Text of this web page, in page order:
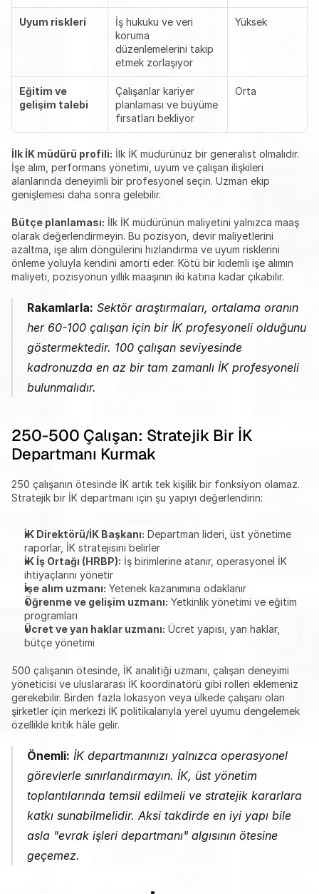
Uyum riskleri
İş hukuku ve veri
koruma
düzenlemelerini takip
etmek zorlaşıyor
Yüksek
Eğitim ve
gelişim talebi
Çalışanlar kariyer
planlaması ve büyüme
fırsatları bekliyor
Orta
İlk İK müdürü profili: İlk İK müdürünüz bir generalist olmalıdır.
İşe alım, performans yönetimi, uyum ve çalışan ilişkileri
alanlarında deneyimli bir profesyonel seçin. Uzman ekip
genişlemesi daha sonra gelebilir.
Bütçe planlaması: İlk İK müdürünün maliyetini yalnızca maaş
olarak değerlendirmeyin. Bu pozisyon, devir maliyetlerini
azaltma, işe alım döngülerini hızlandırma ve uyum risklerini
önleme yoluyla kendini amorti eder. Kötü bir kıdemli işe alımın
maliyeti, pozisyonun yıllık maaşının iki katına kadar çıkabilir.
Rakamlarla: Sektör araştırmaları, ortalama oranın
her 60-100 çalışan için bir İK profesyoneli olduğunu
göstermektedir. 100 çalışan seviyesinde
kadronuzda en az bir tam zamanlı İK profesyoneli
bulunmalıdır.
250-500 Çalışan: Stratejik Bir İK
Departmanı Kurmak
250 çalışanın ötesinde İK artık tek kişilik bir fonksiyon olamaz.
Stratejik bir İK departmanı için şu yapıyı değerlendirin:
İK Direktörü/İK Başkanı: Departman lideri, üst yönetime
raporlar, İK stratejisini belirler
İK İş Ortağı (HRBP): İş birimlerine atanır, operasyonel İK
ihtiyaçlarını yönetir
İşe alım uzmanı: Yetenek kazanımına odaklanır
Öğrenme ve gelişim uzmanı: Yetkinlik yönetimi ve eğitim
programları
Ücret ve yan haklar uzmanı: Ücret yapısı, yan haklar,
bütçe yönetimi
500 çalışanın ötesinde, İK analitiği uzmanı, çalışan deneyimi
yöneticisi ve uluslararası İK koordinatörü gibi rolleri eklemeniz
gerekebilir. Birden fazla lokasyon veya ülkede çalışanı olan
şirketler için merkezi İK politikalarıyla yerel uyumu dengelemek
özellikle kritik hâle gelir.
Önemli: İK departmanınızı yalnızca operasyonel
görevlerle sınırlandırmayın. İK, üst yönetim
toplantılarında temsil edilmeli ve stratejik kararlara
katkı sunabilmelidir. Aksi takdirde en iyi yapı bile
asla "evrak işleri departmanı" algısının ötesine
geçemez.